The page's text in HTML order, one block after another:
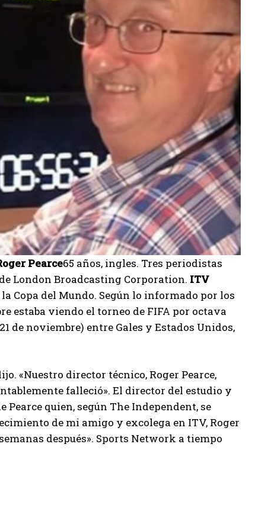
Pearce65 años, ingles. Tres periodistas
London Broadcasting Corporation. ITV
Copa del Mundo. Según lo informado por los
estaba viendo el torneo de FIFA por octava
de noviembre) entre Gales y Estados Unidos,
«Nuestro director técnico, Roger Pearce,
falleció». El director del estudio y
quien, según The Independent, se
de mi amigo y excolega en ITV, Roger
después». Sports Network a tiempo